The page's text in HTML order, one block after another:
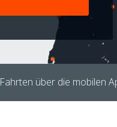
Fahrten über die mobilen